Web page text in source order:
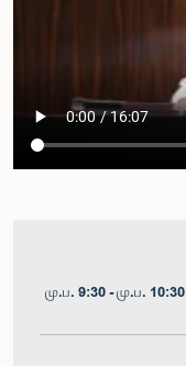
மு.ப. 9:30 - மு.ப. 10:30